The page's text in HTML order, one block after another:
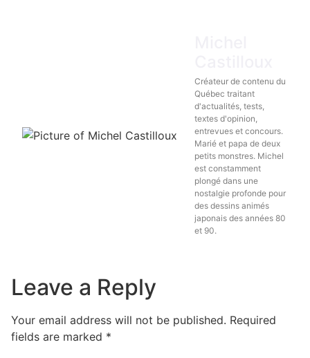
Créateur de contenu du
Québec traitant
d'actualités, tests,
textes d'opinion,
entrevues et concours.
Marié et papa de deux
petits monstres. Michel
est constamment
plongé dans une
nostalgie profonde pour
des dessins animés
japonais des années 80
et 90.
Leave a Reply
Your email address will not be published. Required
fields are marked *